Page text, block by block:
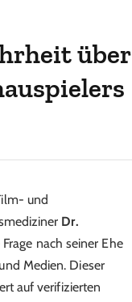
über
und
Dr.
Frage nach seiner Ehe
Medien. Dieser
auf verifizierten